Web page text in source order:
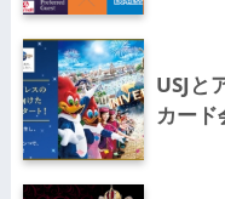
USJと
カード